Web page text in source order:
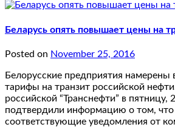
Беларусь опять повышает цены на
Posted on November 25, 2016
Белорусские предприятия намерены
тарифы на транзит российской
российской “Транснефти” в пятницу,
подтвердили информацию о том, что
соответствующие уведомления от